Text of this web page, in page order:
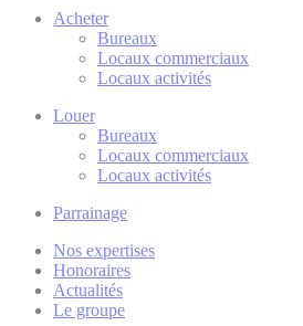
Acheter
Bureaux
Locaux commerciaux
Locaux activités
Louer
Bureaux
Locaux commerciaux
Locaux activités
Parrainage
Nos expertises
Honoraires
Actualités
Le groupe